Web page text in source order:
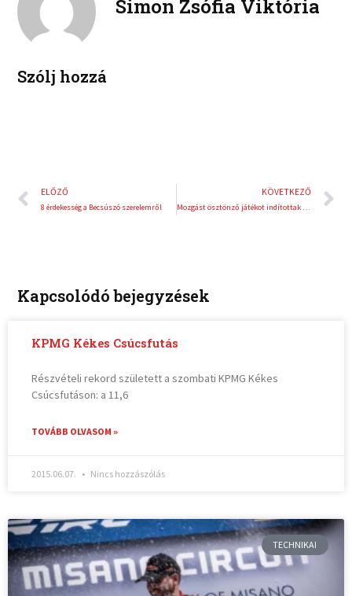
n
r
Simon Zsófia Viktória
Szólj hozzá
Előző
ELŐZŐ
8 érdekesség a Becsúszó szerelemről
KÖVETKEZŐ
Mozgást ösztönző játékot indítottak Bécsben
Kapcsolódó bejegyzések
KPMG Kékes Csúcsfutás
Részvételi rekord született a szombati KPMG Kékes
Csúcsfutáson: a 11,6
TOVÁBB OLVASOM »
2015.06.07. Nincs hozzászólás
TECHNIKAI